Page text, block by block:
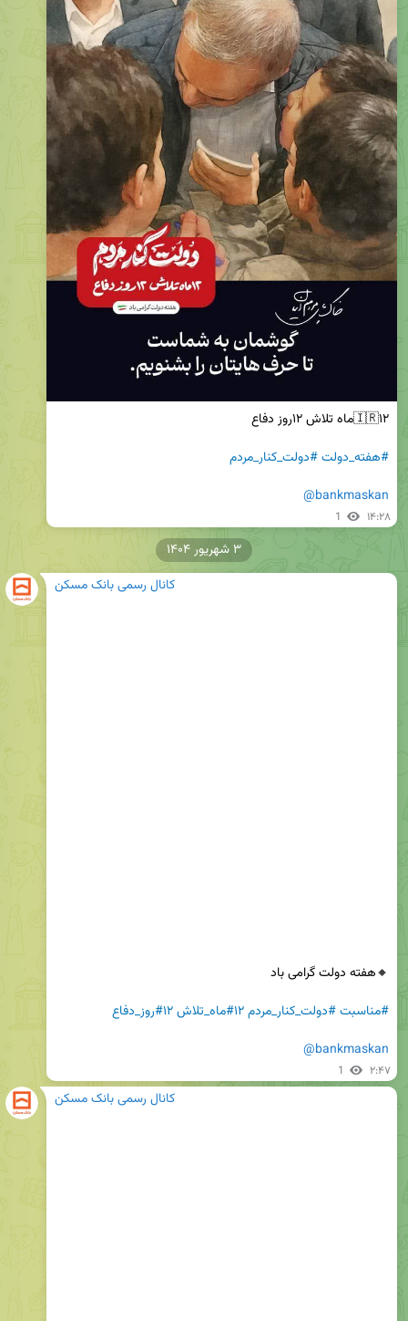
#هفته_دولت#دولت_کنار_مردم
@bankmaskan
1 ۱۴:۲۸
کانال رسمی بانک مسکن
#مناسبت#دولت_کنار_مردم#۱۲ماه_تلاش
#۱۲روز_دفاع
@bankmaskan
1 ۲:۴۷
۳ شهریور ۱۴۰۴
کانال رسمی بانک مسکن